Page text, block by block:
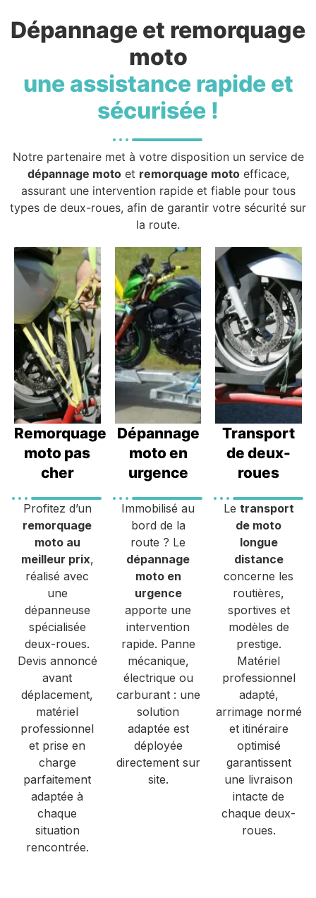
Dépannage et remorquage
moto
une assistance rapide et
sécurisée !
Notre partenaire met à votre disposition un service de
dépannage motoet remorquage motoefficace,
assurant une intervention rapide et fiable pour tous
types de deux-roues, afin de garantir votre sécurité sur
la route.
Remorquage
moto pas
cher
Profitez d’un
remorquage
moto au
meilleur prix,
réalisé avec
une
dépanneuse
spécialisée
deux-roues.
Devis annoncé
avant
déplacement,
matériel
professionnel
et prise en
charge
parfaitement
adaptée à
chaque
situation
rencontrée.
Dépannage
moto en
urgence
Immobilisé au
bord de la
route ? Le
dépannage
moto en
urgence
apporte une
intervention
rapide. Panne
mécanique,
électrique ou
carburant : une
solution
adaptée est
déployée
directement sur
site.
Transport
de deux-
roues
Le transport
de moto
longue
distance
concerne les
routières,
sportives et
modèles de
prestige.
Matériel
professionnel
adapté,
arrimage normé
et itinéraire
optimisé
garantissent
une livraison
intacte de
chaque deux-
roues.